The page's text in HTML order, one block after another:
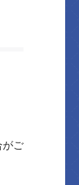
がご